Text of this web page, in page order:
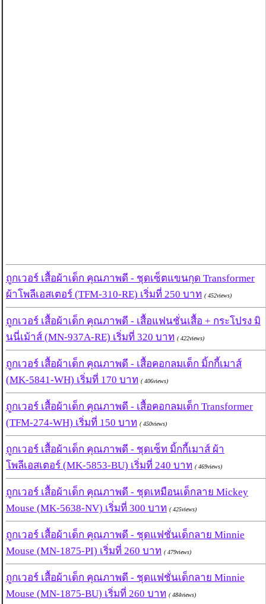
ถูกเวอร์ เสื้อผ้าเด็ก คุณภาพดี - ชุดเซ็ตแขนกุด Transformer
ผ้าโพลีเอสเตอร์ (TFM-310-RE) เริ่มที่ 250 บาท ( 452views)
ถูกเวอร์ เสื้อผ้าเด็ก คุณภาพดี - เสื้อแฟนชั่นเสื้อ + กระโปรง มิ
นนี่เม้าส์ (MN-937A-RE) เริ่มที่ 320 บาท ( 422views)
ถูกเวอร์ เสื้อผ้าเด็ก คุณภาพดี - เสื้อคอกลมเด็ก มิ้กกี้เมาส์
(MK-5841-WH) เริ่มที่ 170 บาท ( 406views)
ถูกเวอร์ เสื้อผ้าเด็ก คุณภาพดี - เสื้อคอกลมเด็ก Transformer
(TFM-274-WH) เริ่มที่ 150 บาท ( 450views)
ถูกเวอร์ เสื้อผ้าเด็ก คุณภาพดี - ชุดเซ็ท มิ้กกี้เมาส์ ผ้า
โพลีเอสเตอร์ (MK-5853-BU) เริ่มที่ 240 บาท ( 469views)
ถูกเวอร์ เสื้อผ้าเด็ก คุณภาพดี - ชุดเหมือนเด็กลาย Mickey
Mouse (MK-5638-NV) เริ่มที่ 300 บาท ( 425views)
ถูกเวอร์ เสื้อผ้าเด็ก คุณภาพดี - ชุดแฟชั่นเด็กลาย Minnie
Mouse (MN-1875-PI) เริ่มที่ 260 บาท ( 479views)
ถูกเวอร์ เสื้อผ้าเด็ก คุณภาพดี - ชุดแฟชั่นเด็กลาย Minnie
Mouse (MN-1875-BU) เริ่มที่ 260 บาท ( 484views)